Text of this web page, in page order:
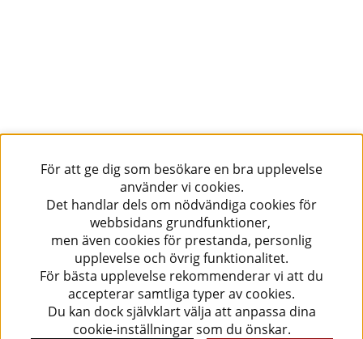
För att ge dig som besökare en bra upplevelse
använder vi cookies.
Det handlar dels om nödvändiga cookies för
webbsidans grundfunktioner,
men även cookies för prestanda, personlig
upplevelse och övrig funktionalitet.
För bästa upplevelse rekommenderar vi att du
accepterar samtliga typer av cookies.
Du kan dock självklart välja att anpassa dina
cookie-inställningar som du önskar.